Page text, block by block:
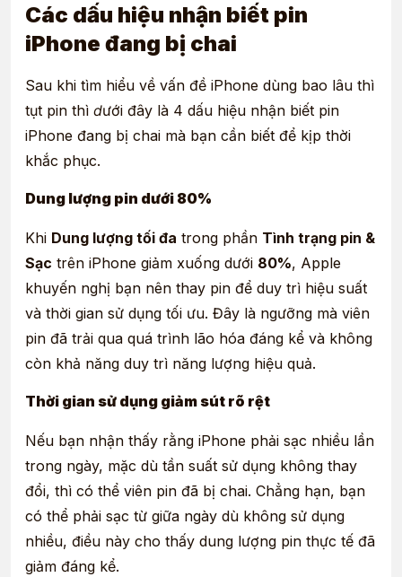
Các dấu hiệu nhận biết pin
iPhone đang bị chai
Sau khi tìm hiểu về vấn đề iPhone dùng bao lâu thì
tụt pin thì dưới đây là 4 dấu hiệu nhận biết pin
iPhone đang bị chai mà bạn cần biết để kịp thời
khắc phục.
Dung lượng pin dưới 80%
Khi Dung lượng tối đa trong phần Tình trạng pin &
Sạc trên iPhone giảm xuống dưới 80%, Apple
khuyến nghị bạn nên thay pin để duy trì hiệu suất
và thời gian sử dụng tối ưu. Đây là ngưỡng mà viên
pin đã trải qua quá trình lão hóa đáng kể và không
còn khả năng duy trì năng lượng hiệu quả.
Thời gian sử dụng giảm sút rõ rệt
Nếu bạn nhận thấy rằng iPhone phải sạc nhiều lần
trong ngày, mặc dù tần suất sử dụng không thay
đổi, thì có thể viên pin đã bị chai. Chẳng hạn, bạn
có thể phải sạc từ giữa ngày dù không sử dụng
nhiều, điều này cho thấy dung lượng pin thực tế đã
giảm đáng kể.